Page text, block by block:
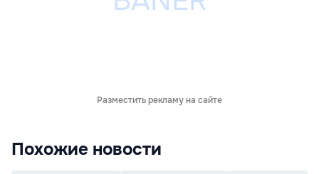
Разместить рекламу на сайте
Похожие новости